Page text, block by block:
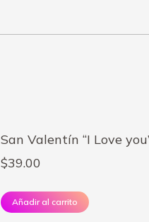
San Valentín “I Love
$39.00
Añadir al carrito